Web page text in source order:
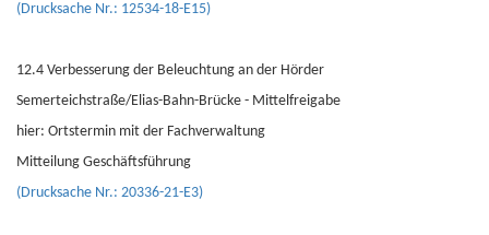
(Drucksache Nr.: 12534-18-E15)
12.4 Verbesserung der Beleuchtung an der Hörder
Semerteichstraße/Elias-Bahn-Brücke - Mittelfreigabe
hier: Ortstermin mit der Fachverwaltung
Mitteilung Geschäftsführung
(Drucksache Nr.: 20336-21-E3)